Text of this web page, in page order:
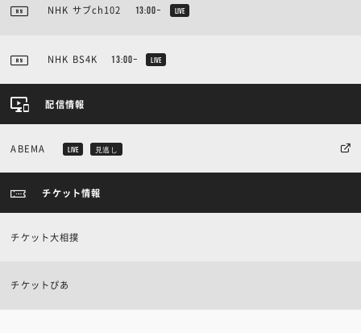
NHK サブch102 13:00~ LIVE
NHK BS4K 13:00~ LIVE
配信情報
ABEMA LIVE 見逃し
チケット情報
チケット大相撲
チケットぴあ